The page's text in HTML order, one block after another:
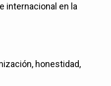
internacional en la
honestidad,